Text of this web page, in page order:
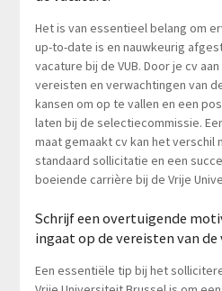
Het is van essentieel belang om
up-to-date is en nauwkeurig
vacature bij de VUB. Door je cv
vereisten en verwachtingen van
kansen om op te vallen en een
laten bij de selectiecommissie.
maat gemaakt cv kan het verschil
standaard sollicitatie en een
boeiende carrière bij de Vrije
Schrijf een overtuigende
ingaat op de vereisten van de
Een essentiële tip bij het